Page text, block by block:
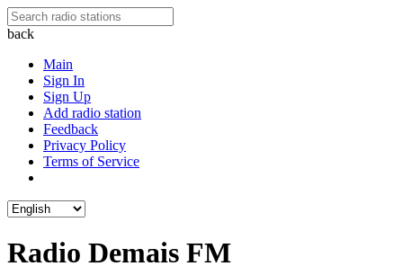
back
Main
Sign In
Sign Up
Add radio station
Feedback
Privacy Policy
Terms of Service
Radio Demais FM